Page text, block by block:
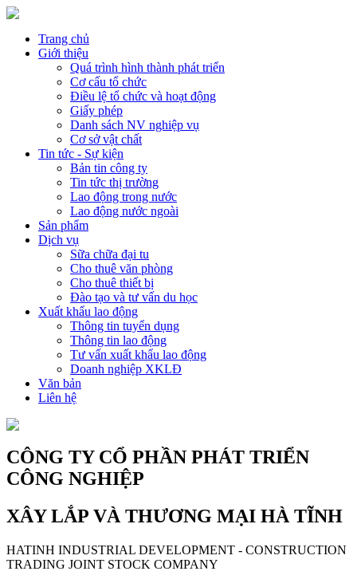
Trang chủ
Giới thiệu
Quá trình hình thành phát triển
Cơ cấu tổ chức
Điều lệ tổ chức và hoạt động
Giấy phép
Danh sách NV nghiệp vụ
Cơ sở vật chất
Tin tức - Sự kiện
Bản tin công ty
Tin tức thị trường
Lao động trong nước
Lao động nước ngoài
Sản phẩm
Dịch vụ
Sữa chữa đại tu
Cho thuê văn phòng
Cho thuê thiết bị
Đào tạo và tư vấn du học
Xuất khẩu lao động
Thông tin tuyển dụng
Thông tin lao động
Tư vấn xuất khẩu lao động
Doanh nghiệp XKLĐ
Văn bản
Liên hệ
CÔNG TY CỔ PHẦN PHÁT TRIỂN
CÔNG NGHIỆP
XÂY LẮP VÀ THƯƠNG MẠI HÀ TĨNH
HATINH INDUSTRIAL DEVELOPMENT - CONSTRUCTION
TRADING JOINT STOCK COMPANY